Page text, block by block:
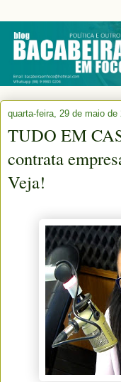
quarta-feira, 29 de maio de
TUDO EM
contrata
Veja!